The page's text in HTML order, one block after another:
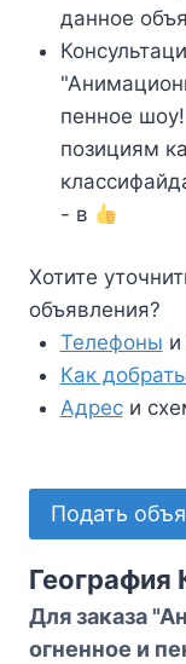
данное
пенное
позициям
- в
Хотите
объявления?
Телефоны
Как
Адреси
Подать
География
Для заказа
огненное и